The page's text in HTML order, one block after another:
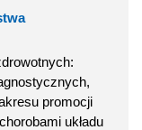
promocji
układu